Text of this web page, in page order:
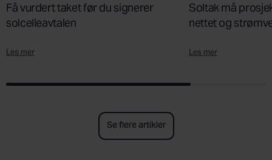
Få vurdert taket før du signerer
solcelleavtalen
Les mer
Soltak må
nettet og
Les mer
Se flere artikler